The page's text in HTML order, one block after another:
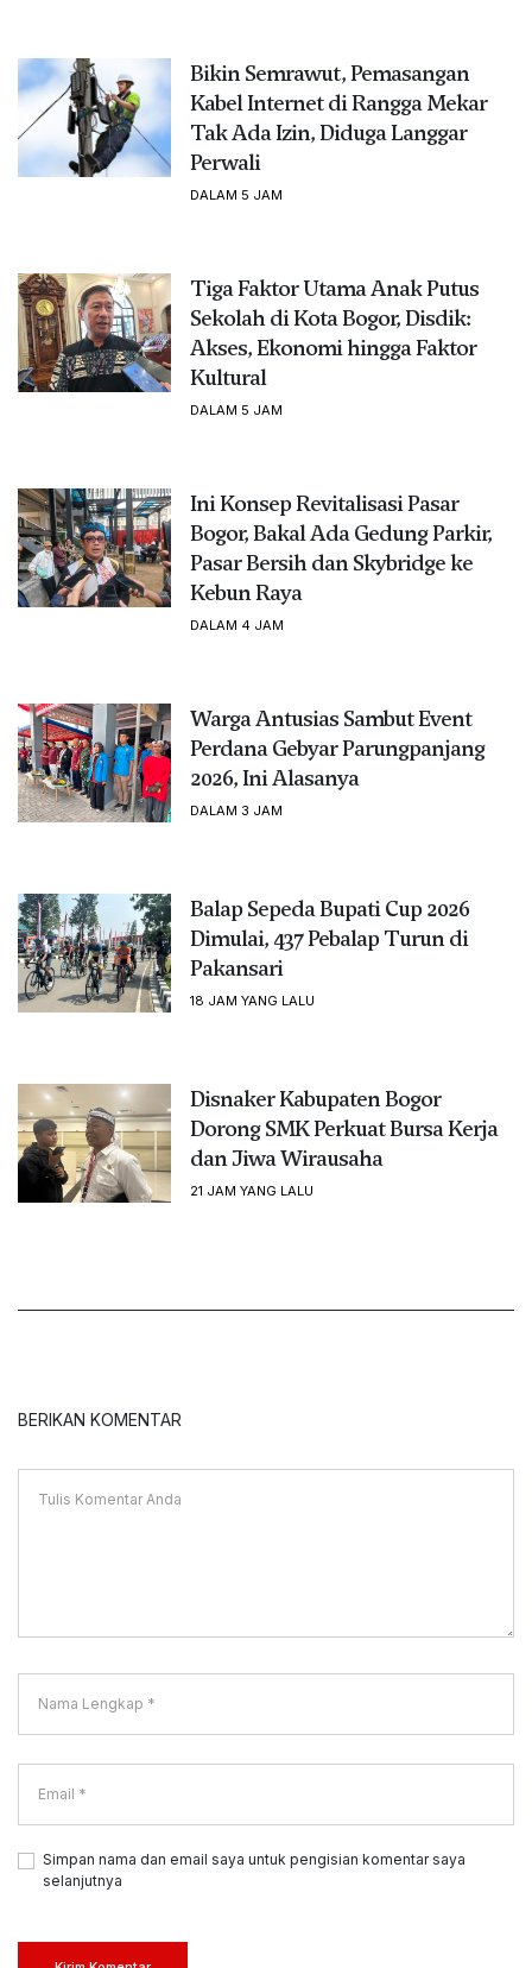
Bikin Semrawut, Pemasangan
Kabel Internet di Rangga Mekar
Tak Ada Izin, Diduga Langgar
Perwali
DALAM 5 JAM
Tiga Faktor Utama Anak Putus
Sekolah di Kota Bogor, Disdik:
Akses, Ekonomi hingga Faktor
Kultural
DALAM 5 JAM
Ini Konsep Revitalisasi Pasar
Bogor, Bakal Ada Gedung Parkir,
Pasar Bersih dan Skybridge ke
Kebun Raya
DALAM 4 JAM
Warga Antusias Sambut Event
Perdana Gebyar Parungpanjang
2026, Ini Alasanya
DALAM 3 JAM
Balap Sepeda Bupati Cup 2026
Dimulai, 437 Pebalap Turun di
Pakansari
18 JAM YANG LALU
Disnaker Kabupaten Bogor
Dorong SMK Perkuat Bursa Kerja
dan Jiwa Wirausaha
21 JAM YANG LALU
BERIKAN KOMENTAR
Simpan nama dan email saya untuk pengisian komentar saya
selanjutnya